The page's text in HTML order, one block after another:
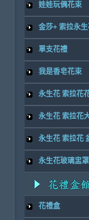
娃娃玩偶花束
金莎+ 索拉永
單支花禮
我是香皂花束
永生花 索拉花
永生花 索拉花
永生花 索拉花
永生花玻璃盅罩
花禮盒